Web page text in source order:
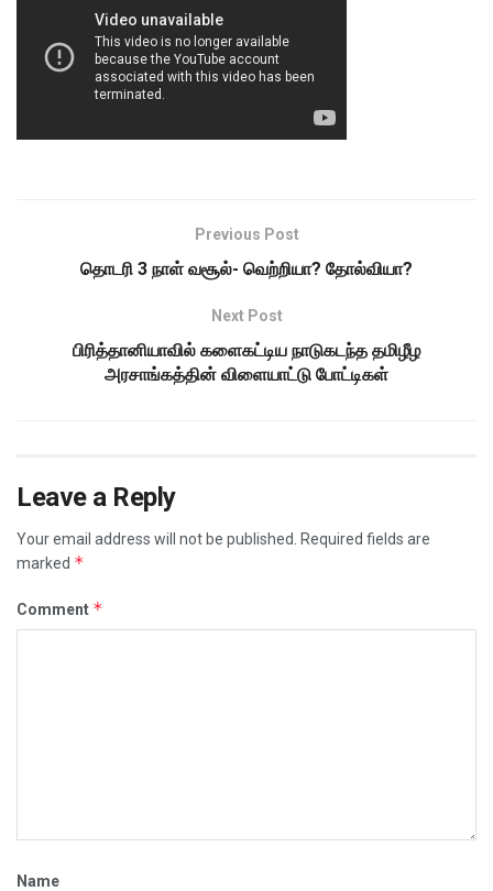
Previous Post
தொடரி 3 நாள் வசூல்- வெற்றியா? தோல்வியா?
Next Post
பிரித்தானியாவில் களைகட்டிய நாடுகடந்த தமிழீழ
அரசாங்கத்தின் விளையாட்டு போட்டிகள்
Leave a Reply
Your email address will not be published. Required fields are
marked *
Comment *
Name